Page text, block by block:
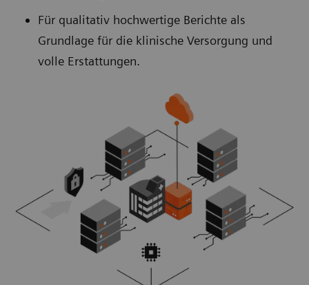
Für qualitativ hochwertige Berichte als
Grundlage für die klinische Versorgung und
volle Erstattungen.